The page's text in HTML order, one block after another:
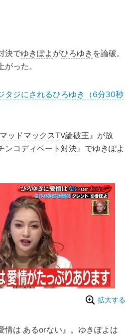
決でゆきぽよ がひろゆき を論破。
った。
タジにされるひろゆき（6分30秒
マッドマックスTV論破王』が放
ンコディベート対決』でゆきぽよ
拡大する
は あるorない』。ゆきぽよは